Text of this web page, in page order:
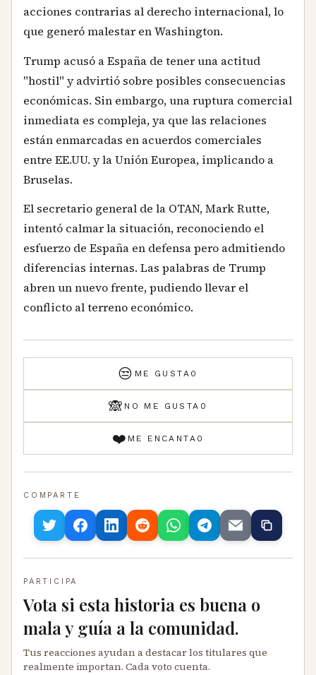
acciones contrarias al derecho internacional, lo
que generó malestar en Washington.
Trump acusó a España de tener una actitud
"hostil" y advirtió sobre posibles consecuencias
económicas. Sin embargo, una ruptura comercial
inmediata es compleja, ya que las relaciones
están enmarcadas en acuerdos comerciales
entre EE.UU. y la Unión Europea, implicando a
Bruselas.
El secretario general de la OTAN, Mark Rutte,
intentó calmar la situación, reconociendo el
esfuerzo de España en defensa pero admitiendo
diferencias internas. Las palabras de Trump
abren un nuevo frente, pudiendo llevar el
conflicto al terreno económico.
😒 ME GUSTA 0
🙈 NO ME GUSTA 0
❤️ ME ENCANTA 0
COMPARTE
PARTICIPA
Vota si esta historia es buena o
mala y guía a la comunidad.
Tus reacciones ayudan a destacar los titulares que
realmente importan. Cada voto cuenta.